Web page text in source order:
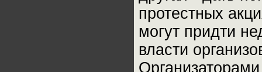
протестных
могут придти
власти